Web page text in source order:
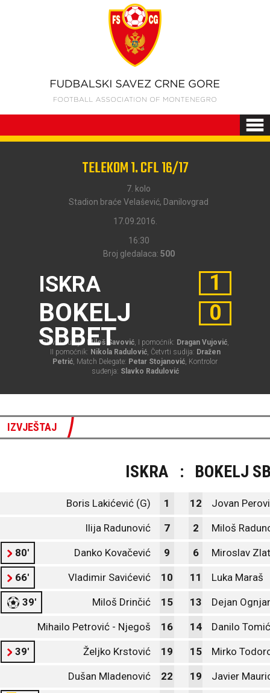
TELEKOM 1. CFL 16/17
7. kolo
Stadion braće Velašević, Danilovgrad
17.09.2016.
16:30
Broj gledalaca: 500
ISKRA
BOKELJ
SBBET
1
0
Glavni sudija: Miloš Savović, I pomoćnik: Dragan Vujović,
II pomoćnik: Nikola Radulović, Četvrti sudija: Dražen
Petrić, Match Delegate: Petar Stojanović, Kontrolor
suđenja: Slavko Radulović
IZVJEŠTAJ
ISKRA : BOKELJ
Boris Lakićević (G) 1 12 Jovan
Ilija Radunović 7 2 Miloš
80' Danko Kovačević 9 6 Miroslav
66' Vladimir Savićević 10 11 Luka Maraš
39' Miloš Drinčić 15 13 Dejan
Mihailo Petrović - Njegoš 16 14 Danilo Tomić
39' Željko Krstović 19 15 Mirko
Dušan Mladenović 22 19 Javier